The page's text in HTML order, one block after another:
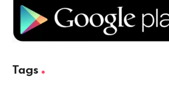
Tags